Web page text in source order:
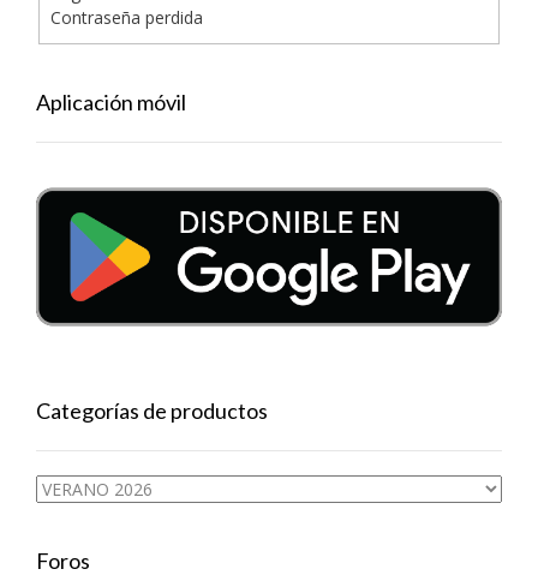
Contraseña perdida
Aplicación móvil
Categorías de productos
Foros